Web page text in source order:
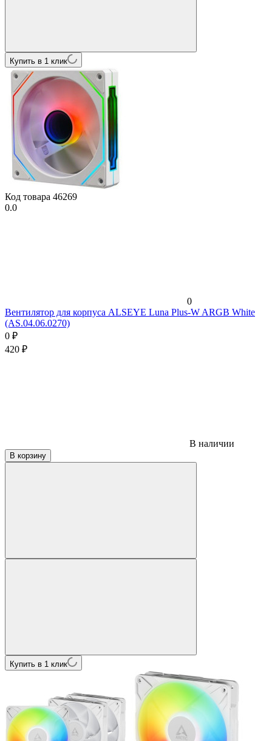
Купить в 1 клик
Код товара 46269
0.0
0
Вентилятор для корпуса ALSEYE Luna Plus-W ARGB White
(AS.04.06.0270)
0 ₽
420 ₽
В наличии
В корзину
Купить в 1 клик